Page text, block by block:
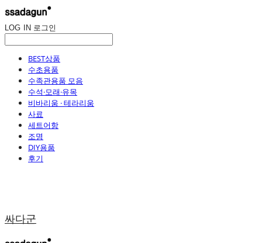
LOG IN 로그인
BEST상품
수초용품
수족관용품 모음
수석·모래·유목
비바리움 · 테라리움
사료
세트어항
조명
DIY용품
후기
싸다군